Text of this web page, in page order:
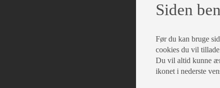
Siden
Før du kan bruge
cookies du vil
Du vil altid kunne
ikonet i nederste